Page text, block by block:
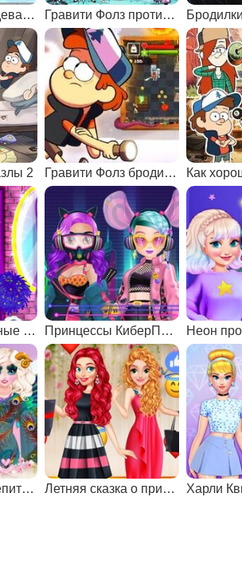
Гравити Фолз одевалки Гравити Фолз против Фиксиков
2 Гравити Фолз бродилки на 1
Барби: Футбольные болельщицы Принцессы КиберПанк 220
Принцессы ослепительные богини Летняя сказка о принцессе